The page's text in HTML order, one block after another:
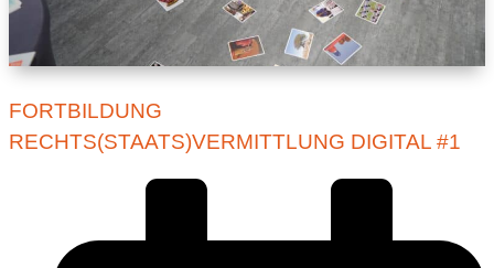
FORTBILDUNG
RECHTS(STAATS)VERMITTLUNG DIGITAL #1